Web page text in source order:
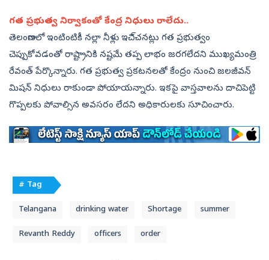
గత ప్రభుత్వ నిర్వాకంతో కేంద్ర నిధులు రాలేదు..
తెలంగాణలో ఇంటింటికీ నల్లా నీళ్లు ఇచి్చనట్లు గత ప్రభుత్వం
చెప్పుకోవడంతో రాష్ట్రానికి నష్టమే తప్ప లాభం జరగలేదని ముఖ్యమంత్రి
రేవంత్‌ పేర్కొన్నారు. గత ప్రభుత్వ ప్రకటనలతో కేంద్రం నుంచి జలజీవన్‌
మిషన్‌ నిధులు రాకుండా పోయాయన్నారు. ఇకపై వాస్తవాలను దాచిపెట్టి
గొప్పలకు పోవాల్సిన అవసరం లేదని అధికారులకు సూచించారు.
# Tag
Telangana drinking water Shortage summer
Revanth Reddy officers order